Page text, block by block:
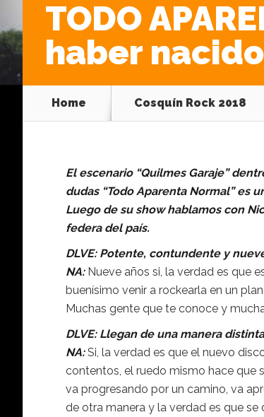
TODO
haber
Home Cosquín Rock 2018
El escenario “Quilmes Garaje”
dudas “Todo Aparenta Normal” es
Luego de su show hablamos con
federa del país.
DLVE: Potente, contundente y
NA:Nueve años si, la verdad es que
buenísimo venir a rockearla en un
Muchas gente que te conoce y
DLVE: Llegan de una manera
NA: Si, la verdad es que el nuevo
contentos, el ruedo mismo hace que
va progresando por un camino, va
de otra manera y la verdad es que